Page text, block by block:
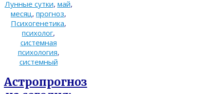
Лунные сутки, май,
месяц , прогноз,
Психогенетика,
психолог,
системная
психология,
системный
Астропрогноз